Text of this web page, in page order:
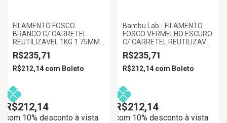
FILAMENTO FOSCO
BRANCO C/ CARRETEL
REUTILIZAVEL 1KG 1.75MM
BAMBULAB
R$235,71
R$212,14 com Boleto
R$212,14
com 10% desconto à vista
Bambu Lab - FILAMENTO
FOSCO VERMELHO ESCURO
C/ CARRETEL REUTILIZAVEL
1KG 1.75MM BAMBU LAB
R$235,71
R$212,14 com Boleto
R$212,14
com 10% desconto à vista